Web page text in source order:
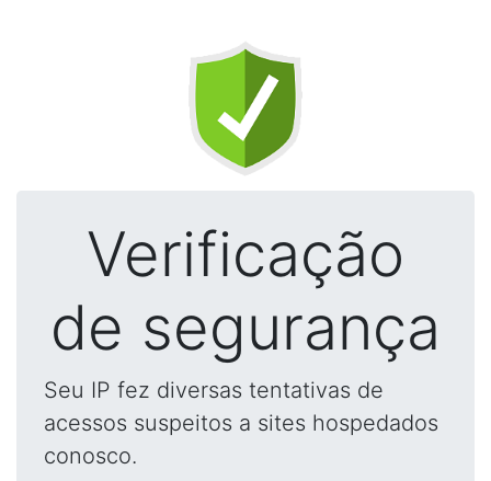
Verificação
de segurança
Seu IP fez diversas tentativas de
acessos suspeitos a sites hospedados
conosco.